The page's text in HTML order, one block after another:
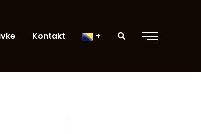
Kontakt